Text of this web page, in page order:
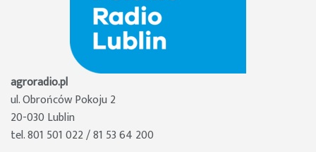
agroradio.pl
ul. Obrońców Pokoju 2
20-030 Lublin
tel. 801 501 022 / 81 53 64 200